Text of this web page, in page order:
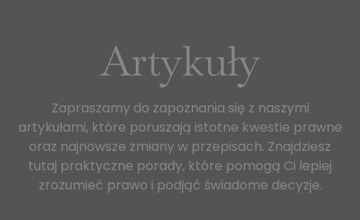
Artykuły
Zapraszamy do zapoznania się z naszymi
artykułami, które poruszają istotne kwestie prawne
oraz najnowsze zmiany w przepisach. Znajdziesz
tutaj praktyczne porady, które pomogą Ci lepiej
zrozumieć prawo i podjąć świadome decyzje.